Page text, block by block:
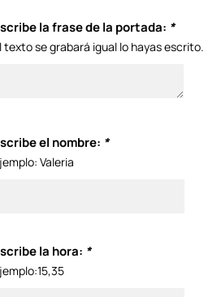
la frase de la portada: *
texto se grabará igual lo hayas escrito.
el nombre: *
Valeria
la hora: *